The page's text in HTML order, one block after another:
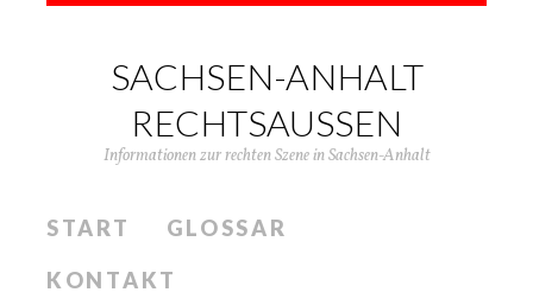
SACHSEN-ANHALT
RECHTSAUSSEN
Informationen zur rechten Szene in Sachsen-Anhalt
START
GLOSSAR
KONTAKT